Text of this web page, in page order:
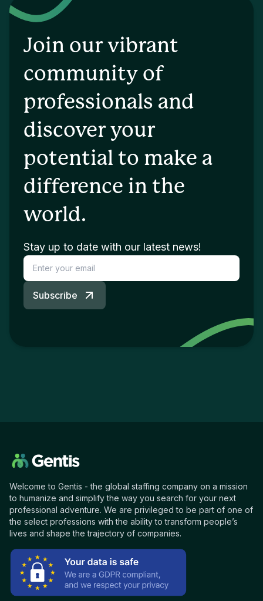
Join our vibrant
community of
professionals and
discover your
potential to make a
difference in the
world.
Stay up to date with our latest news!
Subscribe
Welcome to Gentis - the global staffing company on a mission
to humanize and simplify the way you search for your next
professional adventure. We are privileged to be part of one of
the select professions with the ability to transform people’s
lives and shape the trajectory of companies.